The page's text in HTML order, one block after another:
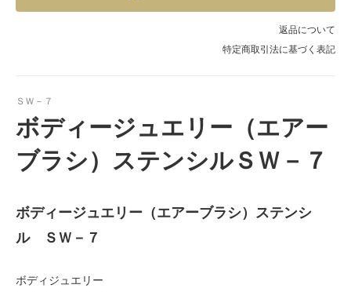
返品について
特定商取引法に基づく表記
ＳＷ－７
ボディージュエリー（エアー
ブラシ）ステンシルＳＷ－７
ボディージュエリー（エアーブラシ）ステンシ
ル ＳＷ－７
ボディジュエリー